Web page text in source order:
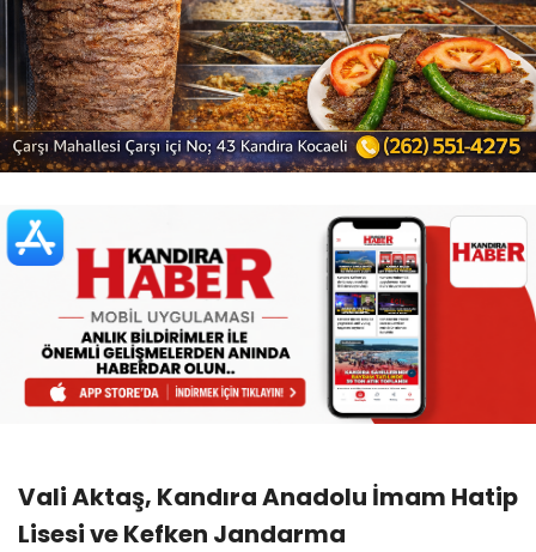
Vali Aktaş, Kandıra Anadolu İmam Hatip
Lisesi ve Kefken Jandarma